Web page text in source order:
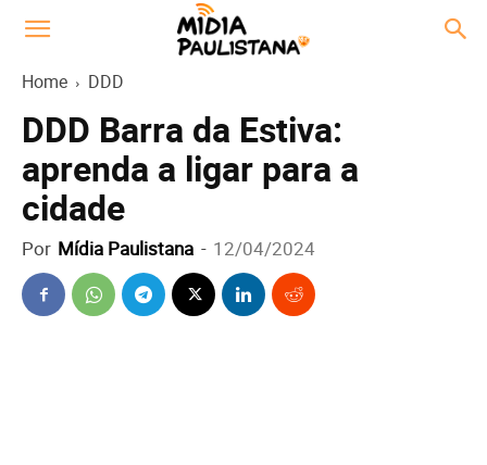
Home DDD
DDD Barra da Estiva:
aprenda a ligar para a
cidade
Por Mídia Paulistana - 12/04/2024